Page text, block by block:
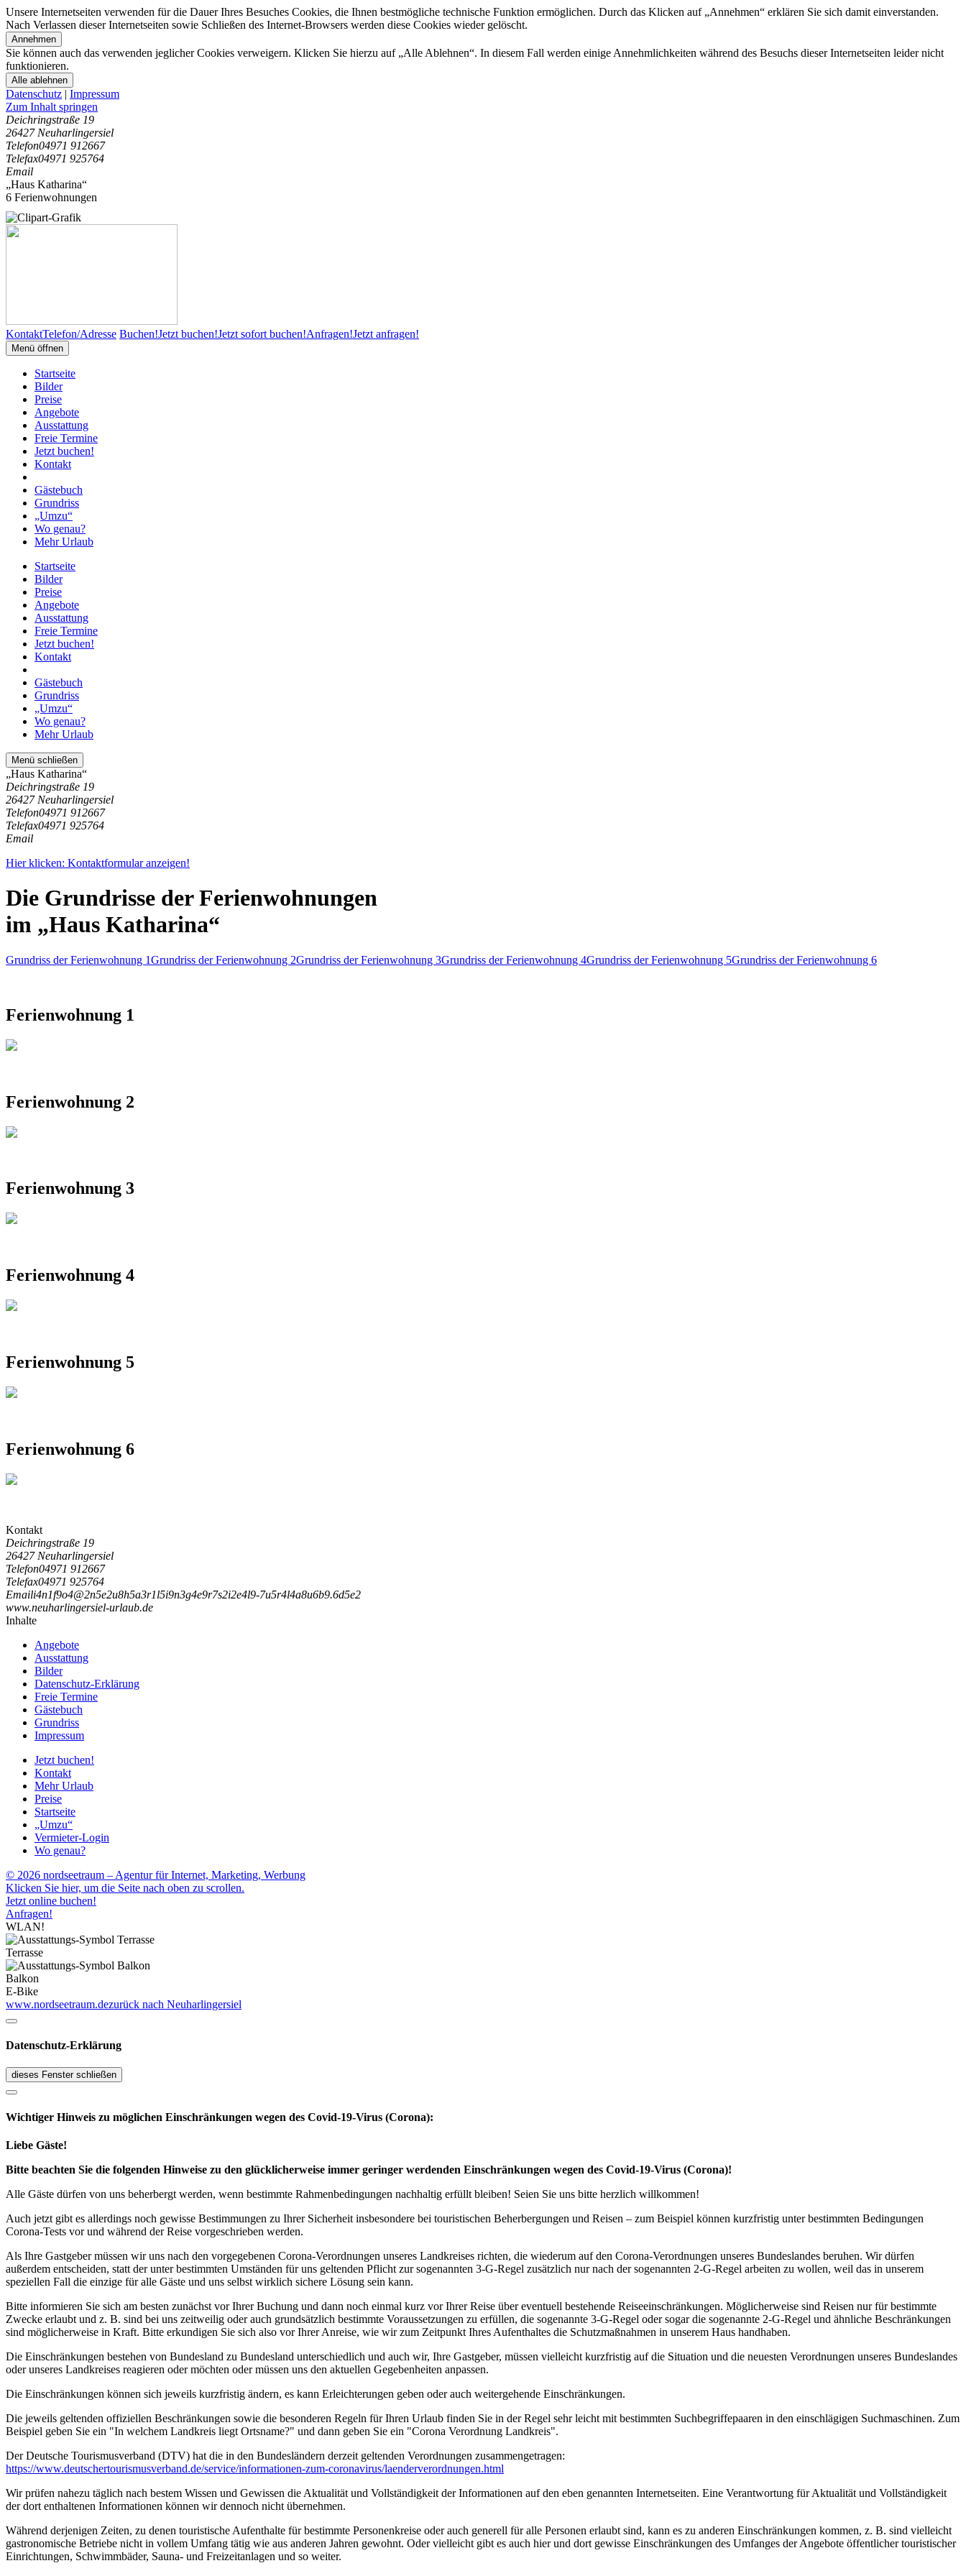
Unsere Internetseiten verwenden für die Dauer Ihres Besuches Cookies, die Ihnen bestmögliche technische Funktion ermöglichen. Durch das Klicken auf „Annehmen“ erklären Sie sich damit einverstanden.
Nach Verlassen dieser Internetseiten sowie Schließen des Internet-Browsers werden diese Cookies wieder gelöscht.
Annehmen
Sie können auch das verwenden jeglicher Cookies verweigern. Klicken Sie hierzu auf „Alle Ablehnen“. In diesem Fall werden einige Annehmlichkeiten während des Besuchs dieser Internetseiten leider nicht
funktionieren.
Alle ablehnen
Datenschutz | Impressum
Zum Inhalt springen
Deichringstraße 19
26427 Neuharlingersiel
Telefon04971 912667
Telefax04971 925764
Email
„Haus Katharina“
6 Ferienwohnungen
KontaktTelefon/Adresse Buchen!Jetzt buchen!Jetzt sofort buchen!Anfragen!Jetzt anfragen!
Menü öffnen
Startseite
Bilder
Preise
Angebote
Ausstattung
Freie Termine
Jetzt buchen!
Kontakt
Gästebuch
Grundriss
„Umzu“
Wo genau?
Mehr Urlaub
Startseite
Bilder
Preise
Angebote
Ausstattung
Freie Termine
Jetzt buchen!
Kontakt
Gästebuch
Grundriss
„Umzu“
Wo genau?
Mehr Urlaub
Menü schließen
„Haus Katharina“
Deichringstraße 19
26427 Neuharlingersiel
Telefon04971 912667
Telefax04971 925764
Email
Hier klicken: Kontaktformular anzeigen!
Die Grundrisse der Ferienwohnungen
im „Haus Katharina“
Grundriss der Ferienwohnung 1Grundriss der Ferienwohnung 2Grundriss der Ferienwohnung 3Grundriss der Ferienwohnung 4Grundriss der Ferienwohnung 5Grundriss der Ferienwohnung 6
Ferienwohnung 1
Ferienwohnung 2
Ferienwohnung 3
Ferienwohnung 4
Ferienwohnung 5
Ferienwohnung 6
Kontakt
Deichringstraße 19
26427 Neuharlingersiel
Telefon04971 912667
Telefax04971 925764
Emaili4n1f9o4@2n5e2u8h5a3r1l5i9n3g4e9r7s2i2e4l9-7u5r4l4a8u6b9.6d5e2
www.neuharlingersiel-urlaub.de
Inhalte
Angebote
Ausstattung
Bilder
Datenschutz-Erklärung
Freie Termine
Gästebuch
Grundriss
Impressum
Jetzt buchen!
Kontakt
Mehr Urlaub
Preise
Startseite
„Umzu“
Vermieter-Login
Wo genau?
© 2026 nordseetraum – Agentur für Internet, Marketing, Werbung
Klicken Sie hier, um die Seite nach oben zu scrollen.
Jetzt online buchen!
Anfragen!
WLAN!
Terrasse
Balkon
E-Bike
www.nordseetraum.dezurück nach Neuharlingersiel
Datenschutz-Erklärung
dieses Fenster schließen
Wichtiger Hinweis zu möglichen Ein­schränk­ungen wegen des Covid-19-Virus (Corona):
Liebe Gäste!
Bitte beachten Sie die folgenden Hinweise zu den glücklicherweise immer geringer werdenden Einschränkungen wegen des Covid-19-Virus (Corona)!
Alle Gäste dürfen von uns beherbergt werden, wenn bestimmte Rahmenbedingungen nachhaltig erfüllt bleiben! Seien Sie uns bitte herzlich willkommen!
Auch jetzt gibt es allerdings noch gewisse Bestimmungen zu Ihrer Sicherheit insbesondere bei touristischen Beherbergungen und Reisen – zum Beispiel können kurzfristig unter bestimmten Bedingungen
Corona-Tests vor und während der Reise vorgeschrieben werden.
Als Ihre Gastgeber müssen wir uns nach den vorgegebenen Corona-Verordnungen unseres Landkreises richten, die wiederum auf den Corona-Verordnungen unseres Bundeslandes beruhen. Wir dürfen
außerdem entscheiden, statt der unter bestimmten Umständen für uns geltenden Pflicht zur sogenannten 3-G-Regel zusätzlich nur nach der sogenannten 2-G-Regel arbeiten zu wollen, weil das in unserem
speziellen Fall die einzige für alle Gäste und uns selbst wirklich sichere Lösung sein kann.
Bitte informieren Sie sich am besten zunächst vor Ihrer Buchung und dann noch einmal kurz vor Ihrer Reise über eventuell bestehende Reiseeinschränkungen. Möglicherweise sind Reisen nur für bestimmte
Zwecke erlaubt und z. B. sind bei uns zeitweilig oder auch grundsätzlich bestimmte Voraussetzungen zu erfüllen, die sogenannte 3-G-Regel oder sogar die sogenannte 2-G-Regel und ähnliche Beschränkungen
sind möglicherweise in Kraft. Bitte erkundigen Sie sich also vor Ihrer Anreise, wie wir zum Zeitpunkt Ihres Aufenthaltes die Schutzmaßnahmen in unserem Haus handhaben.
Die Einschränkungen bestehen von Bundesland zu Bundesland unterschiedlich und auch wir, Ihre Gastgeber, müssen vielleicht kurzfristig auf die Situation und die neuesten Verordnungen unseres Bundeslandes
oder unseres Landkreises reagieren oder möchten oder müssen uns den aktuellen Gegebenheiten anpassen.
Die Einschränkungen können sich jeweils kurzfristig ändern, es kann Erleichterungen geben oder auch weitergehende Einschränkungen.
Die jeweils geltenden offiziellen Beschränkungen sowie die besonderen Regeln für Ihren Urlaub finden Sie in der Regel sehr leicht mit bestimmten Suchbegriffepaaren in den einschlägigen Suchmaschinen. Zum
Beispiel geben Sie ein "In welchem Landkreis liegt Ortsname?" und dann geben Sie ein "Corona Verordnung Landkreis".
Der Deutsche Tourismusverband (DTV) hat die in den Bundesländern derzeit geltenden Verordnungen zusammengetragen:
https://www.deutscher­tourismusverband.de/­service/­informationen-zum-coronavirus/­laenderverordnungen.html
Wir prüfen nahezu täglich nach bestem Wissen und Gewissen die Aktualität und Vollständigkeit der Informationen auf den eben genannten Internetseiten. Eine Verantwortung für Aktualität und Vollständigkeit
der dort enthaltenen Informationen können wir dennoch nicht übernehmen.
Während derjenigen Zeiten, zu denen touristische Aufenthalte für bestimmte Personenkreise oder auch generell für alle Personen erlaubt sind, kann es zu anderen Einschränkungen kommen, z. B. sind vielleicht
gastronomische Betriebe nicht in vollem Umfang tätig wie aus anderen Jahren gewohnt. Oder vielleicht gibt es auch hier und dort gewisse Einschränkungen des Umfanges der Angebote öffentlicher touristischer
Einrichtungen, Schwimmbäder, Sauna- und Freizeitanlagen und so weiter.